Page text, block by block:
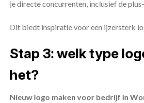
je directe concurrenten, inclusief de
Dit biedt inspiratie voor een ijzersterk
Stap 3: welk type
het?
Nieuw logo maken voor bedrijf in